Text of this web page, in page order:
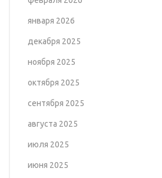
января 2026
декабря 2025
ноября 2025
октября 2025
сентября 2025
августа 2025
июля 2025
июня 2025